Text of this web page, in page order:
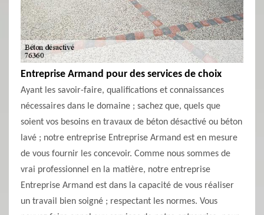
Entreprise Armand pour des services de choix
Ayant les savoir-faire, qualifications et connaissances
nécessaires dans le domaine ; sachez que, quels que
soient vos besoins en travaux de béton désactivé ou béton
lavé ; notre entreprise Entreprise Armand est en mesure
de vous fournir les concevoir. Comme nous sommes de
vrai professionnel en la matière, notre entreprise
Entreprise Armand est dans la capacité de vous réaliser
un travail bien soigné ; respectant les normes. Vous